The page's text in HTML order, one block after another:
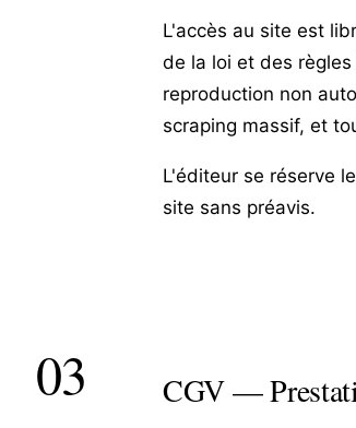
L'accès au site est
de la loi et des
reproduction non
scraping massif, et
L'éditeur se réserve
site sans préavis.
03 CGV —